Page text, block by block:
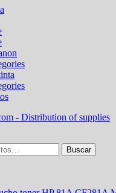
Buscar